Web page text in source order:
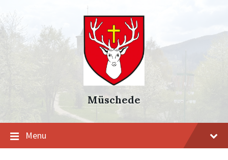
to
content
to
main
navigation
to
footer
Müschede
Menu